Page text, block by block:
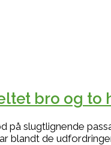
bro og
på slugtlignende
blandt de